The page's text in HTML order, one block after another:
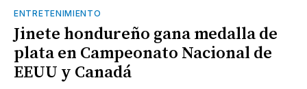
ENTRETENIMIENTO
Jinete hondureño gana medalla de
plata en Campeonato Nacional de
EEUU y Canadá